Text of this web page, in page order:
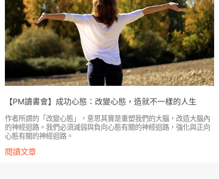
【PM讀書會】成功心態：改變心態，造就不一樣的人生
作者所謂的「改變心態」，意思其實是重塑我們的大腦，改造大腦內
的神經迴路。我們必須減弱與負向心態有關的神經迴路，強化與正向
心態有關的神經迴路。
閱讀文章